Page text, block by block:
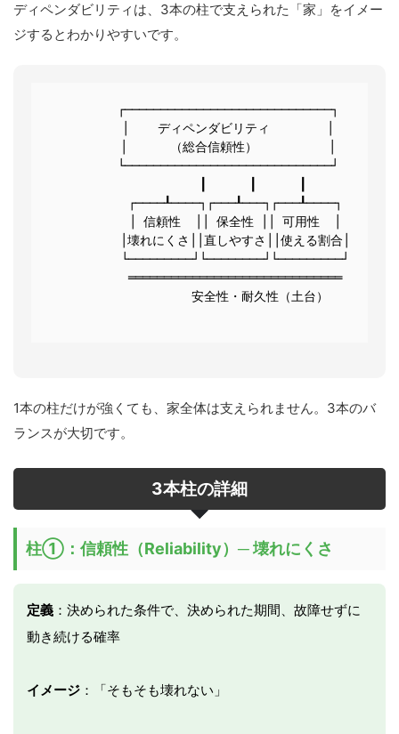
ディペンダビリティは、3本の柱で支えられた「家」をイメー
ジするとわかりやすいです。
        ┌─────────────────────────────┐
        │    ディペンダビリティ        │
        │      （総合信頼性）          │
        └─────────────────────────────┘
          ┌────┸────┐┌───┸───┐┌───┸────┐
          │ 信頼性  ││ 保全性 ││ 可用性  │
          │壊れにくさ││直しやすさ││使える割合│
          └─────────┘└────────┘└─────────┘
          ══════════════════════════════
                 安全性・耐久性（土台）
1本の柱だけが強くても、家全体は支えられません。3本のバ
ランスが大切です。
3本柱の詳細
柱①：信頼性（Reliability）─ 壊れにくさ
定義 ：決められた条件で、決められた期間、故障せずに
動き続ける確率
イメージ ：「そもそも壊れない」